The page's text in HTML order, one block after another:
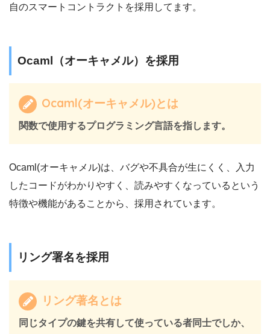
自のスマートコントラクトを採用してます。
Ocaml（オーキャメル）を採用
Ocaml(オーキャメル)とは
関数で使用するプログラミング言語を指します。
Ocaml(オーキャメル)は、バグや不具合が生にくく、入力
したコードがわかりやすく、読みやすくなっているという
特徴や機能があることから、採用されています。
リング署名を採用
リング著名とは
同じタイプの鍵を共有して使っている者同士でしか、